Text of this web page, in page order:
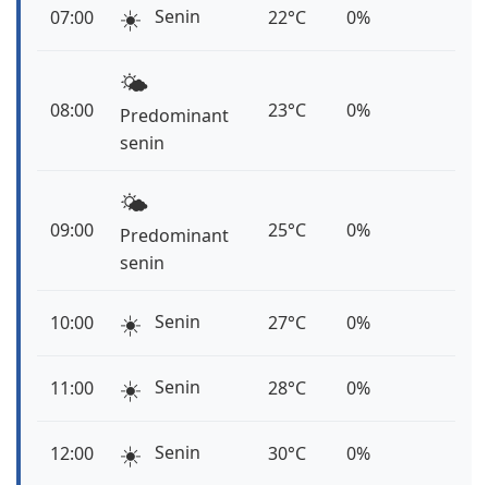
07:00 ☀️ Senin 22°C 0%
08:00
🌤️
Predominant
senin
23°C 0%
09:00
🌤️
Predominant
senin
25°C 0%
10:00 ☀️ Senin 27°C 0%
11:00 ☀️ Senin 28°C 0%
12:00 ☀️ Senin 30°C 0%